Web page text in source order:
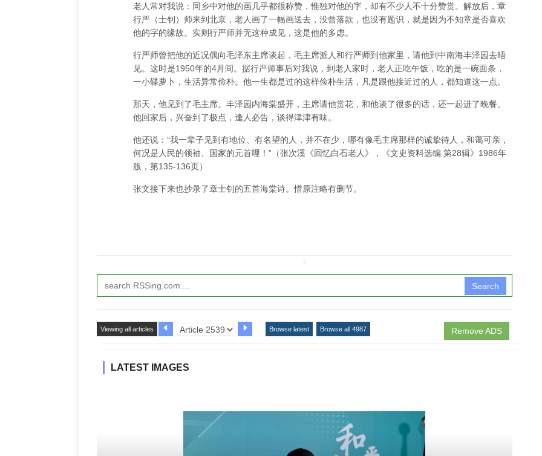
老人常对我说：同乡中对他的画几乎都很称赞，惟独对他的字，却有不少人不十分赞赏。解放后，章
行严（士钊）师来到北京，老人画了一幅画送去，没曾落款，也没有题识，就是因为不知章是否喜欢
他的字的缘故。实则行严师并无这种成见，这是他的多虑。
行严师曾把他的近况偶向毛泽东主席谈起，毛主席派人和行严师到他家里，请他到中南海丰泽园去晤
见。这时是1950年的4月间。据行严师事后对我说，到老人家时，老人正吃午饭，吃的是一碗面条，
一小碟萝卜，生活异常俭朴。他一生都是过的这样俭朴生活，凡是跟他接近过的人，都知道这一点。
那天，他见到了毛主席。丰泽园内海棠盛开，主席请他赏花，和他谈了很多的话，还一起进了晚餐。
他回家后，兴奋到了极点，逢人必告，谈得津津有味。
他还说：“我一辈子见到有地位、有名望的人，并不在少，哪有像毛主席那样的诚挚待人，和蔼可亲，
何况是人民的领袖、国家的元首哩！”（张次溪《回忆白石老人》，《文史资料选编 第28辑》1986年
版，第135-136页）
张文接下来也抄录了章士钊的五首海棠诗。惜原注略有删节。
Search
Remove ADS
Viewing all articles Browse latest Browse all 4987
LATEST IMAGES